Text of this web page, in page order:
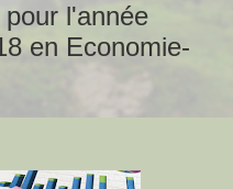
l'année
en Economie-